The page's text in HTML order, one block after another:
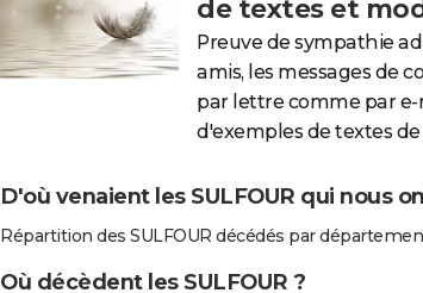
de textes et
Preuve de sympathie
amis, les messages de
par lettre comme par e-
d'exemples de textes
D'où venaient les SULFOUR qui nous
Répartition des SULFOUR décédés par
Où décèdent les SULFOUR ?